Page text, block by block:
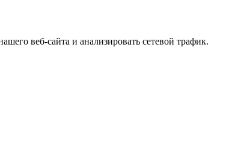
веб-сайта и анализировать сетевой трафик.